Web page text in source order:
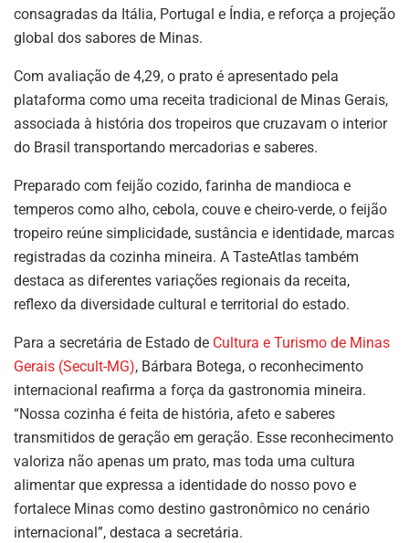
consagradas da Itália, Portugal e Índia, e reforça a projeção
global dos sabores de Minas.
Com avaliação de 4,29, o prato é apresentado pela
plataforma como uma receita tradicional de Minas Gerais,
associada à história dos tropeiros que cruzavam o interior
do Brasil transportando mercadorias e saberes.
Preparado com feijão cozido, farinha de mandioca e
temperos como alho, cebola, couve e cheiro-verde, o feijão
tropeiro reúne simplicidade, sustância e identidade, marcas
registradas da cozinha mineira. A TasteAtlas também
destaca as diferentes variações regionais da receita,
reflexo da diversidade cultural e territorial do estado.
Para a secretária de Estado de Cultura e Turismo de Minas
Gerais (Secult-MG), Bárbara Botega, o reconhecimento
internacional reafirma a força da gastronomia mineira.
“Nossa cozinha é feita de história, afeto e saberes
transmitidos de geração em geração. Esse reconhecimento
valoriza não apenas um prato, mas toda uma cultura
alimentar que expressa a identidade do nosso povo e
fortalece Minas como destino gastronômico no cenário
internacional”, destaca a secretária.